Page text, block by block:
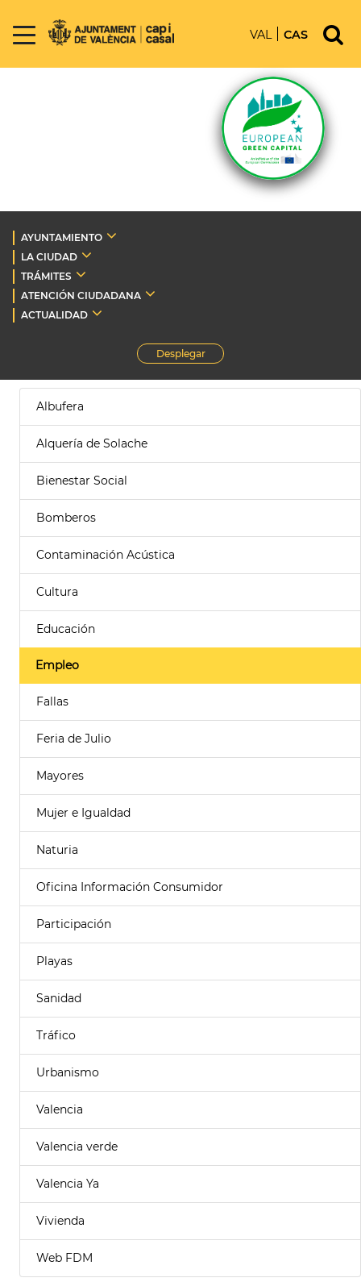
VAL CAS
AYUNTAMIENTO
LA CIUDAD
TRÁMITES
ATENCIÓN CIUDADANA
ACTUALIDAD
Desplegar
Albufera
Alquería de Solache
Bienestar Social
Bomberos
Contaminación Acústica
Cultura
Educación
Empleo
Fallas
Feria de Julio
Mayores
Mujer e Igualdad
Naturia
Oficina Información Consumidor
Participación
Playas
Sanidad
Tráfico
Urbanismo
Valencia
Valencia verde
Valencia Ya
Vivienda
Web FDM